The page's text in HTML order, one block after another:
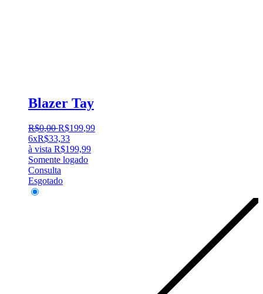
Blazer Tay
R$0,00 R$199,99
6xR$33,33
à vista R$199,99
Somente logado
Consulta
Esgotado